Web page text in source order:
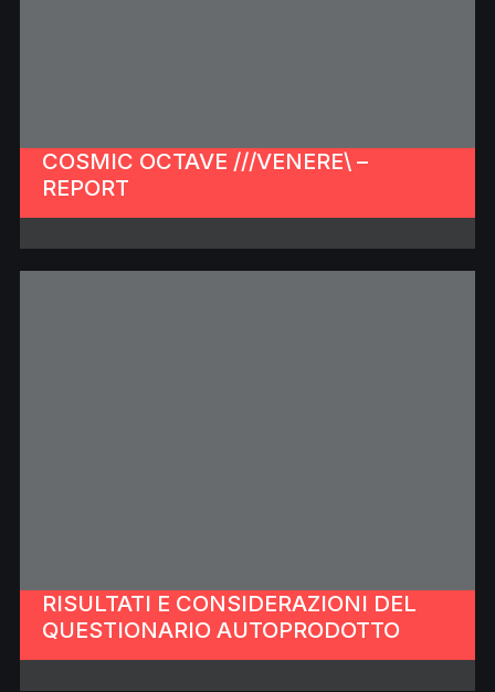
COSMIC OCTAVE ///VENERE\ –
REPORT
RISULTATI E CONSIDERAZIONI DEL
QUESTIONARIO AUTOPRODOTTO